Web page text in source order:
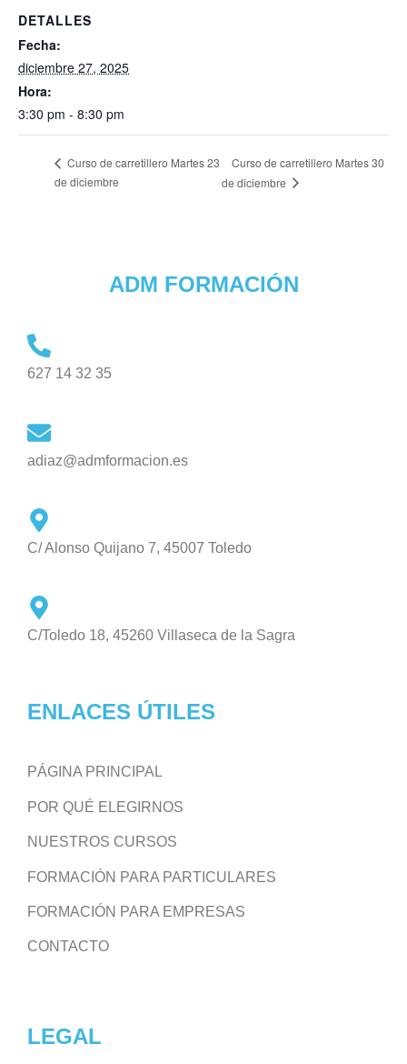
DETALLES
Fecha:
diciembre 27, 2025
Hora:
3:30 pm - 8:30 pm
Curso de carretillero Martes 23
de diciembre
Curso de carretillero Martes 30
de diciembre
ADM FORMACIÓN
627 14 32 35
adiaz@admformacion.es
C/ Alonso Quijano 7, 45007 Toledo
C/Toledo 18, 45260 Villaseca de la Sagra
ENLACES ÚTILES
PÁGINA PRINCIPAL
POR QUÉ ELEGIRNOS
NUESTROS CURSOS
FORMACIÓN PARA PARTICULARES
FORMACIÓN PARA EMPRESAS
CONTACTO
LEGAL